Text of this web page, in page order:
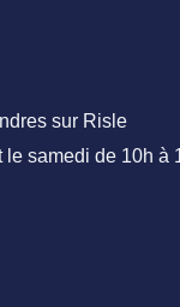
sur Risle
samedi de 10h à